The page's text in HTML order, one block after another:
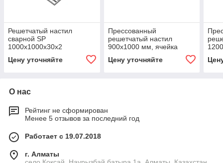
Решетчатый настил
сварной SP
1000х1000х30х2
Цену уточняйте
Прессованный
решетчатый настил
900х1000 мм, ячейка
полоса 30х2 мм
Цену уточняйте
О нас
Рейтинг не сформирован
Менее 5 отзывов за последний год
Работает с 19.07.2018
г. Алматы